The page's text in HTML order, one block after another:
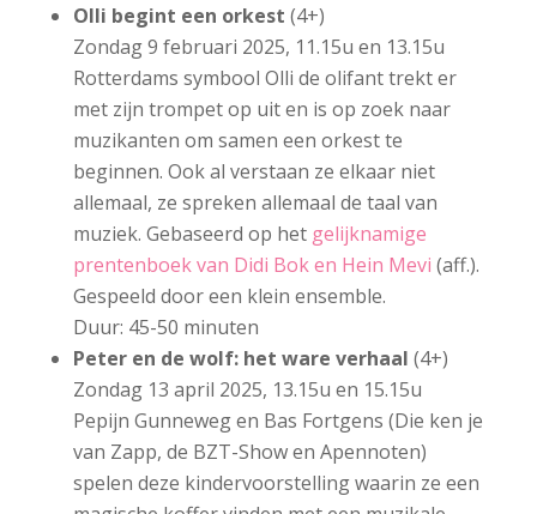
Olli begint een orkest (4+)
Zondag 9 februari 2025, 11.15u en 13.15u
Rotterdams symbool Olli de olifant trekt er
met zijn trompet op uit en is op zoek naar
muzikanten om samen een orkest te
beginnen. Ook al verstaan ze elkaar niet
allemaal, ze spreken allemaal de taal van
muziek. Gebaseerd op het gelijknamige
prentenboek van Didi Bok en Hein Mevi (aff.).
Gespeeld door een klein ensemble.
Duur: 45-50 minuten
Peter en de wolf: het ware verhaal (4+)
Zondag 13 april 2025, 13.15u en 15.15u
Pepijn Gunneweg en Bas Fortgens (Die ken je
van Zapp, de BZT-Show en Apennoten)
spelen deze kindervoorstelling waarin ze een